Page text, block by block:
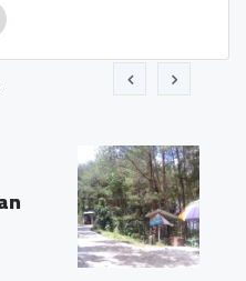
BUKIT ASRI KERTOJOYO
Tepungsari
tempuran
0.35 KM